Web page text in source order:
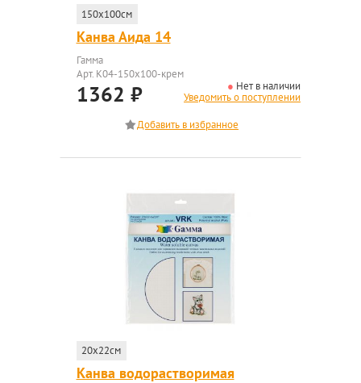
150x100см
Канва Аида 14
Гамма
Арт. K04-150x100-крем
1362 ₽
Нет в наличии
Уведомить о поступлении
20x22см
Канва водорастворимая